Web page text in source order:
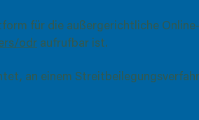
für die außergerichtliche
odr aufrufbar ist.
an einem